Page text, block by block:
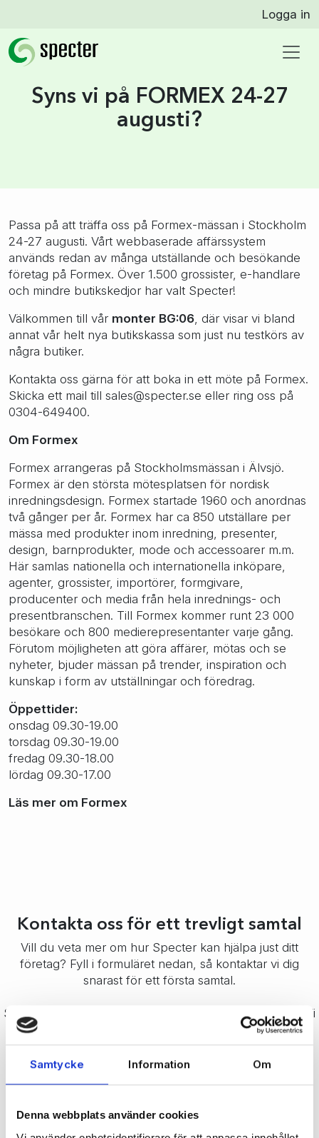
Samtycke Information Om
Denna webbplats använder cookies
Logga in
Syns vi på FORMEX 24-27
augusti?
Passa på att träffa oss på Formex-mässan i Stockholm
24-27 augusti. Vårt webbaserade affärssystem
används redan av många utställande och besökande
företag på Formex. Över 1.500 grossister, e-handlare
och mindre butikskedjor har valt Specter!
Välkommen till vår monter BG:06, där visar vi bland
annat vår helt nya butikskassa som just nu testkörs av
några butiker.
Kontakta oss gärna för att boka in ett möte på Formex.
Skicka ett mail till sales@specter.se eller ring oss på
0304-649400.
Om Formex
Formex arrangeras på Stockholmsmässan i Älvsjö.
Formex är den största mötesplatsen för nordisk
inredningsdesign. Formex startade 1960 och anordnas
två gånger per år. Formex har ca 850 utställare per
mässa med produkter inom inredning, presenter,
design, barnprodukter, mode och accessoarer m.m.
Här samlas nationella och internationella inköpare,
agenter, grossister, importörer, formgivare,
producenter och media från hela inrednings- och
presentbranschen. Till Formex kommer runt 23 000
besökare och 800 medierepresentanter varje gång.
Förutom möjligheten att göra affärer, mötas och se
nyheter, bjuder mässan på trender, inspiration och
kunskap i form av utställningar och föredrag.
Öppettider:
onsdag 09.30-19.00
torsdag 09.30-19.00
fredag 09.30-18.00
lördag 09.30-17.00
Läs mer om Formex
Kontakta oss för ett trevligt samtal
Vill du veta mer om hur Specter kan hjälpa just ditt
företag? Fyll i formuläret nedan, så kontaktar vi dig
snarast för ett första samtal.
Självklart kan du också ringa direkt på 0304-649400 . Vi